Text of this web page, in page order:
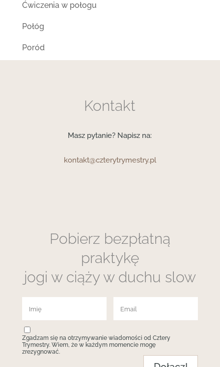
Ćwiczenia w połogu
Połóg
Poród
Kontakt
Masz pytanie? Napisz na:
kontakt@czterytrymestry.pl
Pobierz bezpłatną
praktykę
jogi w ciąży w duchu slow
Zgadzam się na otrzymywanie wiadomości od Cztery
Trymestry. Wiem, że w każdym momencie mogę
zrezygnować.